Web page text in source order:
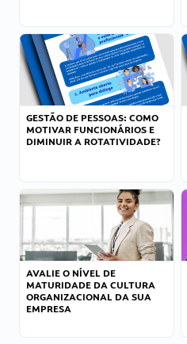
GESTÃO DE PESSOAS: COMO
MOTIVAR FUNCIONÁRIOS E
DIMINUIR A ROTATIVIDADE?
AVALIE O NÍVEL DE
MATURIDADE DA CULTURA
ORGANIZACIONAL DA SUA
EMPRESA